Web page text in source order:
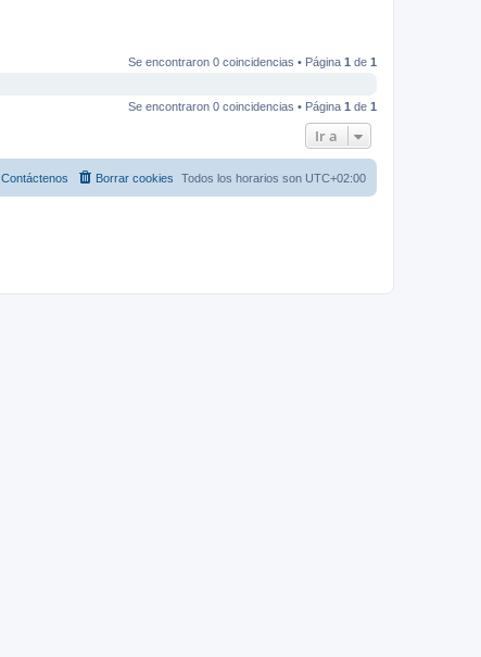
Se encontraron 0 coincidencias • Página 1 de 1
Se encontraron 0 coincidencias • Página 1 de 1
Ir a
Todos los horarios son UTC+02:00
Borrar cookies
Contáctenos